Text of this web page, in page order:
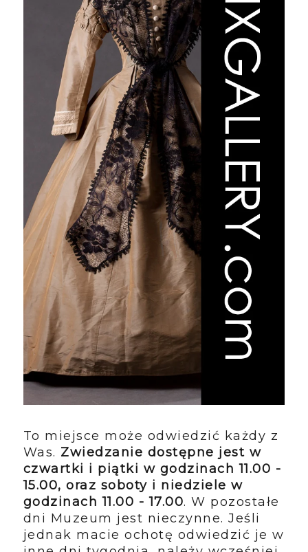
To miejsce może odwiedzić każdy z
Was. Zwiedzanie dostępne jest w
czwartki i piątki w godzinach 11.00 -
15.00, oraz soboty i niedziele w
godzinach 11.00 - 17.00. W pozostałe
dni Muzeum jest nieczynne. Jeśli
jednak macie ochotę odwiedzić je w